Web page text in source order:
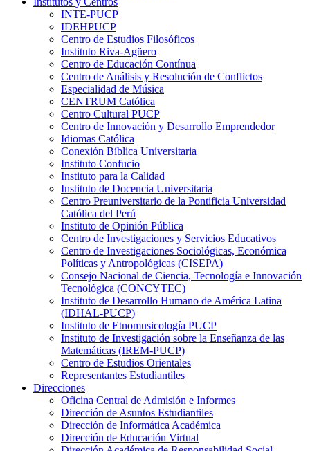
INTE-PUCP
IDEHPUCP
Centro de Estudios Filosóficos
Instituto Riva-Agüero
Centro de Educación Contínua
Centro de Análisis y Resolución de Conflictos
Especialidad de Música
CENTRUM Católica
Centro Cultural PUCP
Centro de Innovación y Desarrollo Emprendedor
Idiomas Católica
Conexión Bíblica Universitaria
Instituto Confucio
Instituto para la Calidad
Instituto de Docencia Universitaria
Centro Preuniversitario de la Pontificia Universidad
Católica del Perú
Instituto de Opinión Pública
Centro de Investigaciones y Servicios Educativos
Centro de Investigaciones Sociológicas, Económica
Políticas y Antropológicas (CISEPA)
Consejo Nacional de Ciencia, Tecnología e Innovación
Tecnológica (CONCYTEC)
Instituto de Desarrollo Humano de América Latina
(IDHAL-PUCP)
Instituto de Etnomusicología PUCP
Instituto de Investigación sobre la Enseñanza de las
Matemáticas (IREM-PUCP)
Centro de Estudios Orientales
Representantes Estudiantiles
Direcciones
Oficina Central de Admisión e Informes
Dirección de Asuntos Estudiantiles
Dirección de Informática Académica
Dirección de Educación Virtual